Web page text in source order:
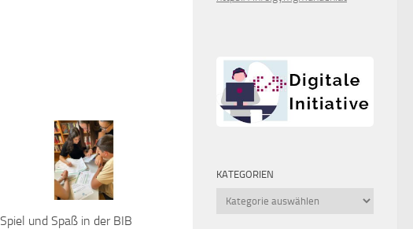
Spiel und Spaß in der BIB
KATEGORIEN
Kategorien